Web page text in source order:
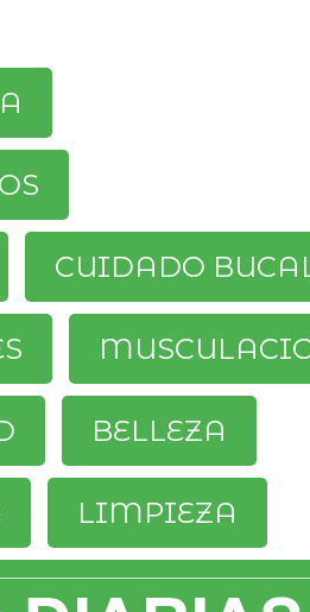
CUIDADO
BELLEZA
LIMPIEZA